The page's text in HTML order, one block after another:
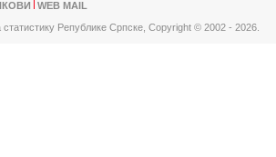
WEB MAIL
Републике Српске, Copyright © 2002 - 2026.